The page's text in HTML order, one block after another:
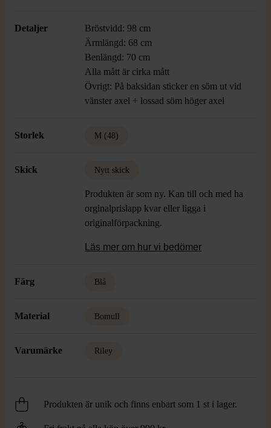
Detaljer
Bröstvidd: 98 cm
Ärmlängd: 68 cm
Benlängd: 70 cm
Alla mått är cirka mått
Övrigt: På baksidan sticker en söm ut vid
vänster axel + lossad söm höger axel
Storlek M (48)
Skick Nytt skick
Produkten är som ny. Kan till och med ha
orginalprislapp kvar eller ligga i
originalförpackning.
Läs mer om hur vi bedömer
Färg Blå
Material Bomull
Varumärke Riley
Produkten är unik och finns enbart som 1 st i lager.